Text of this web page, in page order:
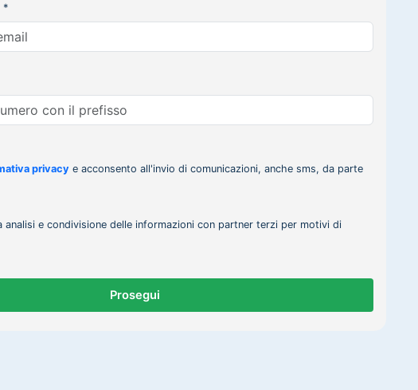
*
privacy e acconsento all'invio di comunicazioni, anche sms, da parte
analisi e condivisione delle informazioni con partner terzi per motivi di